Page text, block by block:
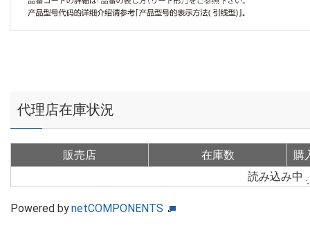
代理店在庫状況
販売店 在庫数
購
読み込み中
Powered bynetCOMPONENTS